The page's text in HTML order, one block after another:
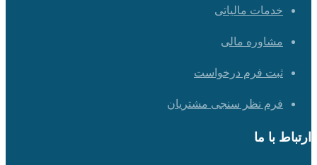
خدمات مالیاتی
مشاوره مالی
ثبت فرم درخواست
فرم نظر سنجی مشتریان
ارتباط با ما